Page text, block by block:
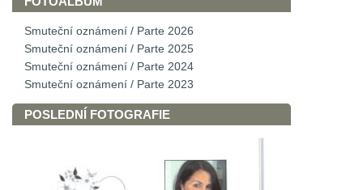
Smuteční oznámení / Parte 2026
Smuteční oznámení / Parte 2025
Smuteční oznámení / Parte 2024
Smuteční oznámení / Parte 2023
POSLEDNÍ FOTOGRAFIE